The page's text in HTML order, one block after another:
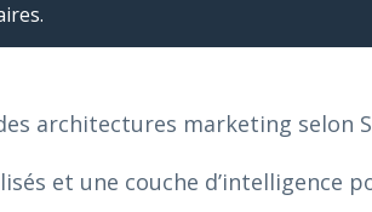
architectures marketing selon
et une couche d’intelligence